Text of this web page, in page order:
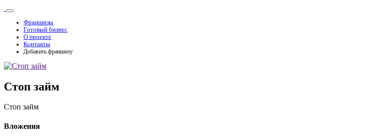
Франшизы
Готовый бизнес
О проекте
Контакты
Добавить франшизу
Стоп займ
Стоп займ
Вложения